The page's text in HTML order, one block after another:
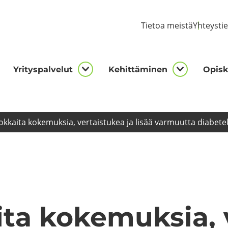
Tie­toa meis­tä
Yri­tys­pal­ve­lut
Yrityspalvelut
Ke­hit­tä­mi­nen
ko­ke­muk­sia, ver­tais­tu­kea ja lisää var­muut­ta